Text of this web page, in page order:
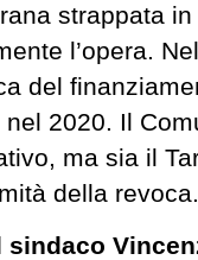
strappata
l’opera.
del
2020. Il
ma sia il
della revoca.